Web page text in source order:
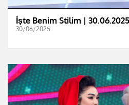
İşte Benim Stilim | 30.06.2025
30/06/2025